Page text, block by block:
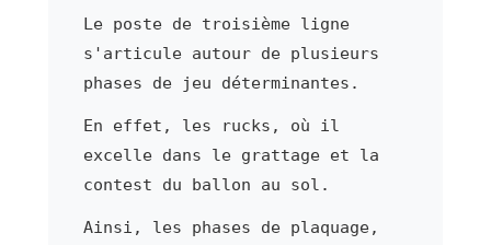
Le poste de troisième ligne
s'articule autour de plusieurs
phases de jeu déterminantes.
En effet, les rucks, où il
excelle dans le grattage et la
contest du ballon au sol.
Ainsi, les phases de plaquage,